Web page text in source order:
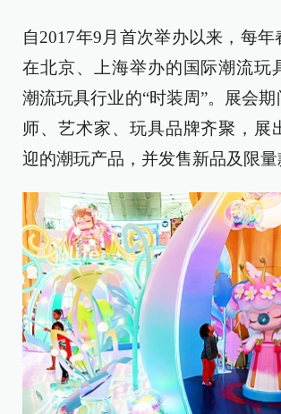
自2017年9月首次举办以来，每年
在北京、上海举办的国际潮流玩
潮流玩具行业的“时装周”。展会
师、艺术家、玩具品牌齐聚，展
迎的潮玩产品，并发售新品及限量